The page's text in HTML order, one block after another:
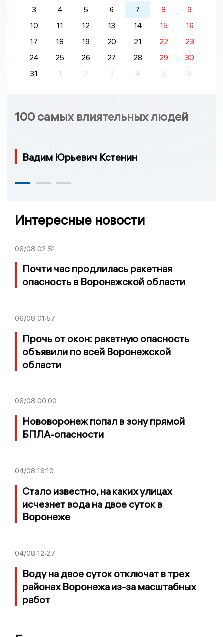
3
4 5 6 7 8
9
10
11 12 13 14 15
16
17
18 19 20 21 22
23
24
25 26 27 28 29
30
31
1 2 3 4 5 6
100 самых влиятельных людей
Вадим Юрьевич Кстенин
Интересные новости
06/08 02:51
Почти час продлилась ракетная
опасность в Воронежской области
06/08 01:57
Прочь от окон: ракетную опасность
объявили по всей Воронежской
области
06/08 00:00
Нововоронеж попал в зону прямой
БПЛА-опасности
04/08 16:10
Стало известно, на каких улицах
исчезнет вода на двое суток в
Воронеже
04/08 12:27
Воду на двое суток отключат в трех
районах Воронежа из-за масштабных
работ